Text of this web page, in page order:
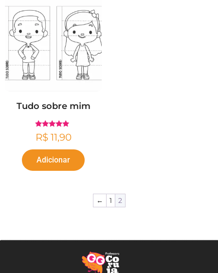
Tudo sobre mim
Avaliação
4.67
R$11,90
Adicionar
← 1 2